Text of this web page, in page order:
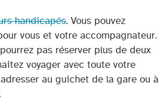
handicapés. Vous pouvez
vous et votre accompagnateur.
pas réserver plus de deux
voyager avec toute votre
au guichet de la gare ou à